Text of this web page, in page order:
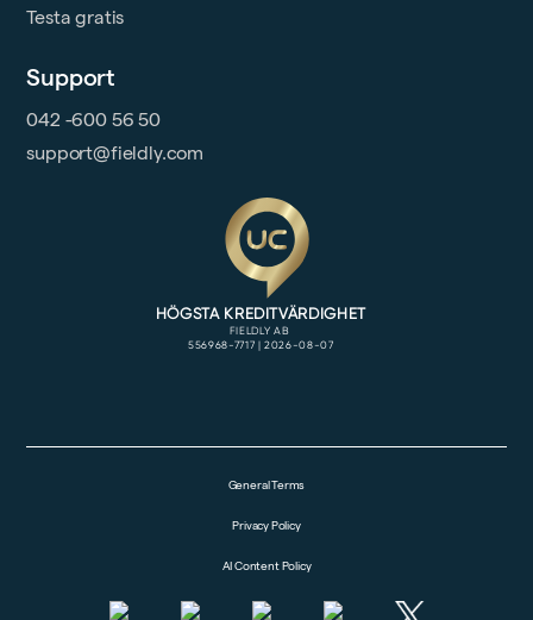
Support
042 -600 56 50
support@fieldly.com
Testa gratis
General Terms
Privacy Policy
AI Content Policy